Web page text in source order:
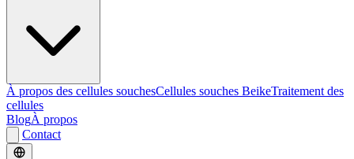
À propos des cellules souchesCellules souches BeikeTraitement des
cellules
BlogÀ propos
Contact